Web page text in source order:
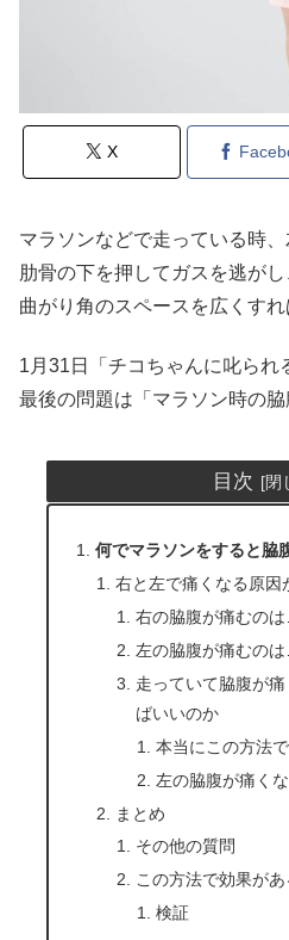
X
マラソンなどで走っている時、
肋骨の下を押してガスを逃が
曲がり角のスペースを広くす
1月31日「チコちゃんに叱られ
最後の問題は「マラソン時の脇
目次
何でマラソンをすると脇
右と左で痛くなる原因
右の脇腹が痛むのは
左の脇腹が痛むのは
走っていて脇腹が
ばいいのか
本当にこの方法
左の脇腹が痛く
まとめ
その他の質問
この方法で効果があ
検証